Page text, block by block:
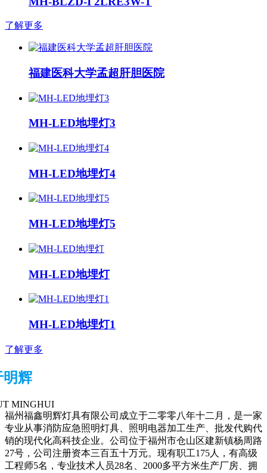
了解更多
福建医科大学孟超肝胆医院
MH-LED地埋灯3
MH-LED地埋灯4
MH-LED地埋灯5
MH-LED地埋灯
MH-LED地埋灯1
了解更多
明辉
MINGHUI
福州福鑫明辉灯具有限公司成立于二零零八年十二月，是一家
专业从事消防应急照明灯具、照明电器加工生产、批发代购代
销的现代化高科技企业。公司位于福州市仓山区建新镇杨周路
27号，公司注册资本三百五十万元。现有职工175人，有高级
工程师5名，专业技术人员28名、2000多平方米生产厂房、拥